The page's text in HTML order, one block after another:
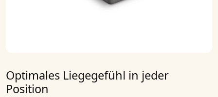
Optimales Liegegefühl in jeder
Position